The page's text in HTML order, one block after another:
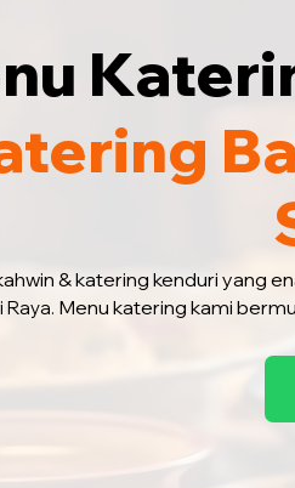
& katering kenduri yang
Raya. Menu katering kami